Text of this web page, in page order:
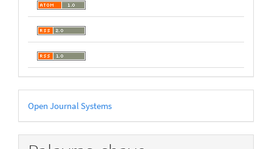
Desenvolvido
por
Open Journal Systems